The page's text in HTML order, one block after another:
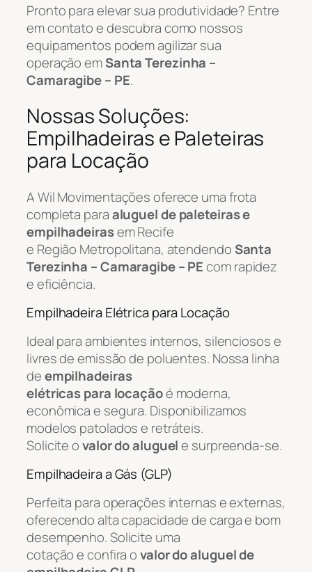
Pronto para elevar sua produtividade? Entre
em contato e descubra como nossos
equipamentos podem agilizar sua
operação emSanta Terezinha –
Camaragibe – PE.
Nossas Soluções:
Empilhadeiras e Paleteiras
para Locação
A Wil Movimentações oferece uma frota
completa paraaluguel de paleteiras e
empilhadeirasem Recife
e Região Metropolitana, atendendoSanta
Terezinha – Camaragibe – PEcom rapidez
e eficiência.
Empilhadeira Elétrica para Locação
Ideal para ambientes internos, silenciosos e
livres de emissão de poluentes. Nossa linha
deempilhadeiras
elétricas para locaçãoé moderna,
econômica e segura. Disponibilizamos
modelos patolados e retráteis.
Solicite ovalor do aluguele surpreenda-se.
Empilhadeira a Gás (GLP)
Perfeita para operações internas e externas,
oferecendo alta capacidade de carga e bom
desempenho. Solicite uma
cotação e confira ovalor do aluguel de